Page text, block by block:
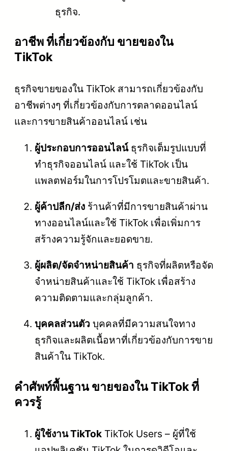
ธุรกิจ.
อาชีพ ที่เกี่ยวข้องกับ ขายของใน
TikTok
ธุรกิจขายของใน TikTok สามารถเกี่ยวข้องกับ
อาชีพต่างๆ ที่เกี่ยวข้องกับการตลาดออนไลน์
และการขายสินค้าออนไลน์ เช่น
ผู้ประกอบการออนไลน์ธุรกิจเต็มรูปแบบที่
ทำธุรกิจออนไลน์ และใช้ TikTok เป็น
แพลตฟอร์มในการโปรโมตและขายสินค้า.
ผู้ค้าปลีก/ส่ง ร้านค้าที่มีการขายสินค้าผ่าน
ทางออนไลน์และใช้ TikTok เพื่อเพิ่มการ
สร้างความรู้จักและยอดขาย.
ผู้ผลิต/จัดจำหน่ายสินค้า ธุรกิจที่ผลิตหรือจัด
จำหน่ายสินค้าและใช้ TikTok เพื่อสร้าง
ความติดตามและกลุ่มลูกค้า.
บุคคลส่วนตัว บุคคลที่มีความสนใจทาง
ธุรกิจและผลิตเนื้อหาที่เกี่ยวข้องกับการขาย
สินค้าใน TikTok.
คําศัพท์พื้นฐาน ขายของใน TikTok ที่
ควรรู้
ผู้ใช้งาน TikTok TikTok Users – ผู้ที่ใช้